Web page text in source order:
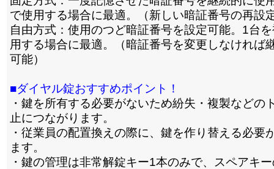
で使用する場合に最適。（新しい暗証番号の再設
自由方式：使用のつど暗証番号を設定可能。1台
用する場合に最適。（暗証番号を変更しなければ
可能）
■ダイヤル錠おすすめポイント！
・鍵を所有する必要がないため紛失・複製などの
止につながります。
・従業員の配置換えの際に、鍵を作り替える必要
ます。
・鍵の管理は非常解錠キー1本のみで、スペアキ